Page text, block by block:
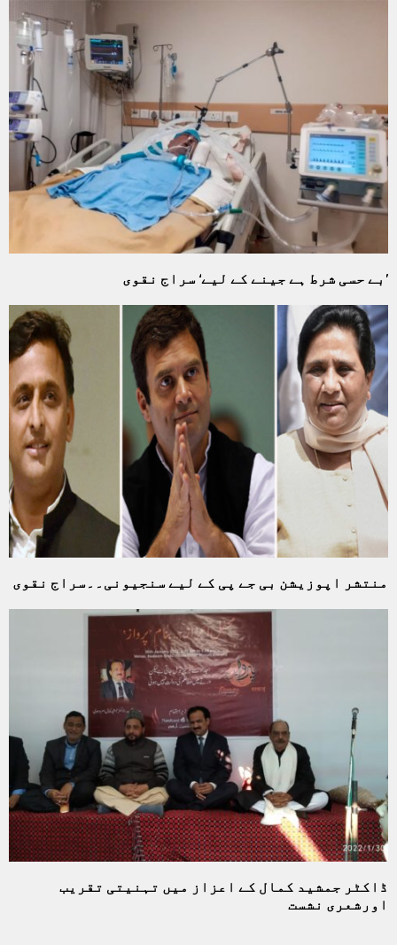
’بے حسی شرط ہے جینے کے لیے‘ سراج نقوی
منتشر اپوزیشن بی جے پی کے لیے سنجیونی۔۔سراج نقوی
ڈاکٹر جمشید کمال کے اعزاز میں تہنیتی تقریب
اورشعری نشست